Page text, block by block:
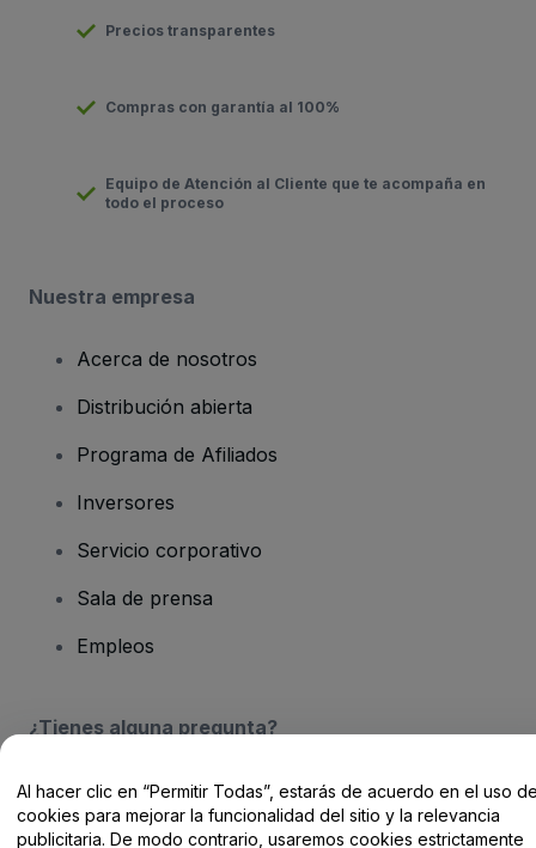
Precios transparentes
Compras con garantía al 100%
Equipo de Atención al Cliente que te acompaña en
todo el proceso
Nuestra empresa
Acerca de nosotros
Distribución abierta
Programa de Afiliados
Inversores
Servicio corporativo
Sala de prensa
Empleos
¿Tienes alguna pregunta?
Centro de Ayuda / Contacto
Al hacer clic en “Permitir Todas”, estarás de acuerdo en el uso
cookies para mejorar la funcionalidad del sitio y la relevancia
publicitaria. De modo contrario, usaremos cookies estrictamente